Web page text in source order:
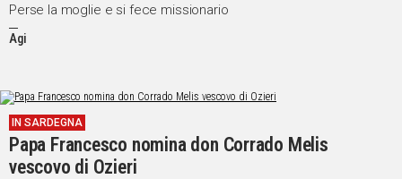
MEDIO
CAMPIDANO
NOTIZIE
POLITICA
IN
ITALIA
Perse la moglie e si fece missionario
Agi
IN SARDEGNA
Papa Francesco nomina don Corrado Melis
vescovo di Ozieri